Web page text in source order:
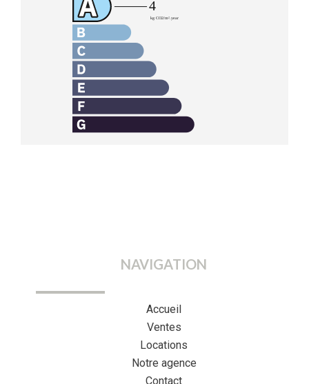
NAVIGATION
Accueil
Ventes
Locations
Notre agence
Contact